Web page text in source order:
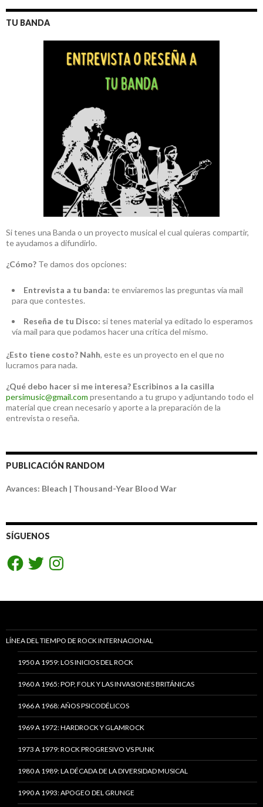
TU BANDA
Si tenes una Banda o un proyecto musical el cual quieras compartir,
te ayudamos a difundirlo.
¿Cómo? Te damos dos opciones:
Entrevista a tu banda: te enviaremos las preguntas vía mail
para que contestes.
Reseña de tu Disco: si tenes material ya editado lo esperamos
vía mail para que podamos hacer una crítica del mismo.
¿Esto tiene costo? Nahh, este es un proyecto en el que no
lucramos para nada.
¿Qué debo hacer si me interesa? Escribinos a la casilla
persimusic@gmail.com presentando a tu grupo y adjuntando todo el
material que crean necesario y aporte a la preparación de la
entrevista o reseña.
PUBLICACIÓN RANDOM
Avances: Bleach | Thousand-Year Blood War
SÍGUENOS
FacebookTwitterInstagram
LÍNEA DEL TIEMPO DE ROCK INTERNACIONAL
1950 A 1959: LOS INICIOS DEL ROCK
1960 A 1965: POP, FOLK Y LAS INVASIONES BRITÁNICAS
1966 A 1968: AÑOS PSICODÉLICOS
1969 A 1972: HARDROCK Y GLAMROCK
1973 A 1979: ROCK PROGRESIVO VS PUNK
1980 A 1989: LA DÉCADA DE LA DIVERSIDAD MUSICAL
1990 A 1993: APOGEO DEL GRUNGE